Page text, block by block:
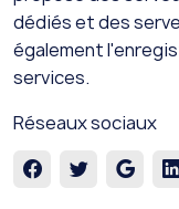
dédiés et des
également
services.
Réseaux sociaux